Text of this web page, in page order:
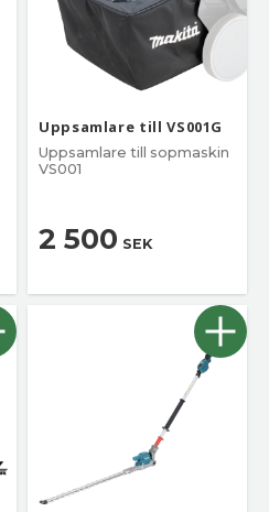
Uppsamlare till VS001G
Uppsamlare till sopmaskin
VS001
2 500 SEK